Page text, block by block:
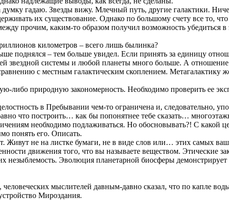
гадаю. Звезды вижу. Млечный путь, другие галактики.
их существование. Однако по большому счету все то, что
прочим, каким-то образом получил возможность убедиться в
километров – всего лишь былинка?
поднялся – тем больше увидел. Если принять за единицу
звездной системы и любой планеты много больше. А
с местным галактическим скоплением. Метагалактику
природную закономерность. Необходимо проверить ее
в Пребывании чем-то ограничена и, следовательно,
что построить… как бы попонятнее тебе сказать…
необходимо подлаживаться. Но обосновывать?! С какой
понять его. Описать.
Живут не на листке бумаги, не в виде слов или… этих самых
движения того, что вы называете веществом. Этические
незыблемость. Эволюция планетарной биосферы
мыслителей давным-давно сказал, что по капле
Мироздания.